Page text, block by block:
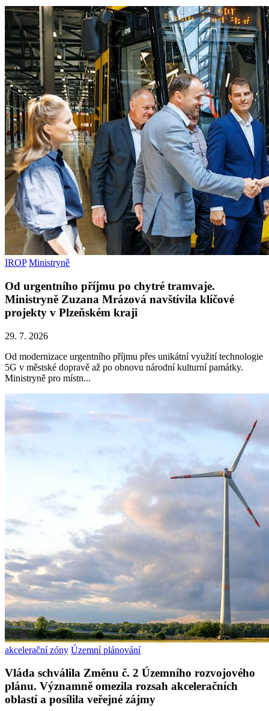
IROP Ministryně
Od urgentního příjmu po chytré tramvaje.
Ministryně Zuzana Mrázová navštívila klíčové
projekty v Plzeňském kraji
29. 7. 2026
Od modernizace urgentního příjmu přes unikátní využití technologie
5G v městské dopravě až po obnovu národní kulturní památky.
Ministryně pro místn...
akcelerační zóny Územní plánování
Vláda schválila Změnu č. 2 Územního rozvojového
plánu. Významně omezila rozsah akceleračních
oblastí a posílila veřejné zájmy